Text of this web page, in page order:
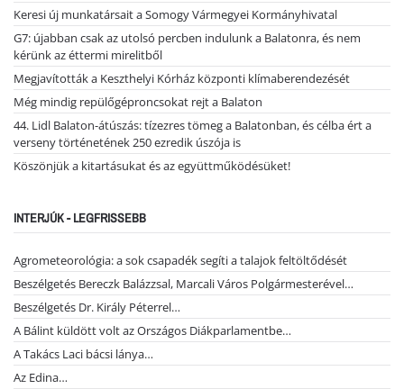
Keresi új munkatársait a Somogy Vármegyei Kormányhivatal
G7: újabban csak az utolsó percben indulunk a Balatonra, és nem
kérünk az éttermi mirelitből
Megjavították a Keszthelyi Kórház központi klímaberendezését
Még mindig repülőgéproncsokat rejt a Balaton
44. Lidl Balaton-átúszás: tízezres tömeg a Balatonban, és célba ért a
verseny történetének 250 ezredik úszója is
Köszönjük a kitartásukat és az együttműködésüket!
INTERJÚK - LEGFRISSEBB
Agrometeorológia: a sok csapadék segíti a talajok feltöltődését
Beszélgetés Bereczk Balázzsal, Marcali Város Polgármesterével…
Beszélgetés Dr. Király Péterrel…
A Bálint küldött volt az Országos Diákparlamentbe…
A Takács Laci bácsi lánya…
Az Edina…